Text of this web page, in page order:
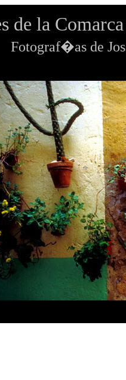
de la
Fotograf�as de